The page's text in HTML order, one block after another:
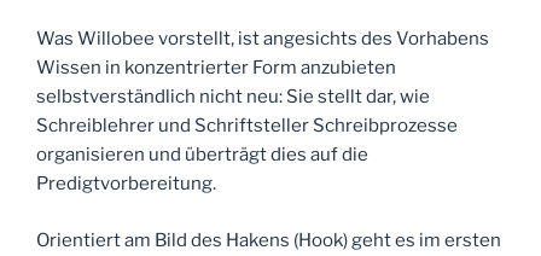
Was Willobee vorstellt, ist angesichts des Vorhabens
Wissen in konzentrierter Form anzubieten
selbstverständlich nicht neu: Sie stellt dar, wie
Schreiblehrer und Schriftsteller Schreibprozesse
organisieren und überträgt dies auf die
Predigtvorbereitung.
Orientiert am Bild des Hakens (Hook) geht es im ersten